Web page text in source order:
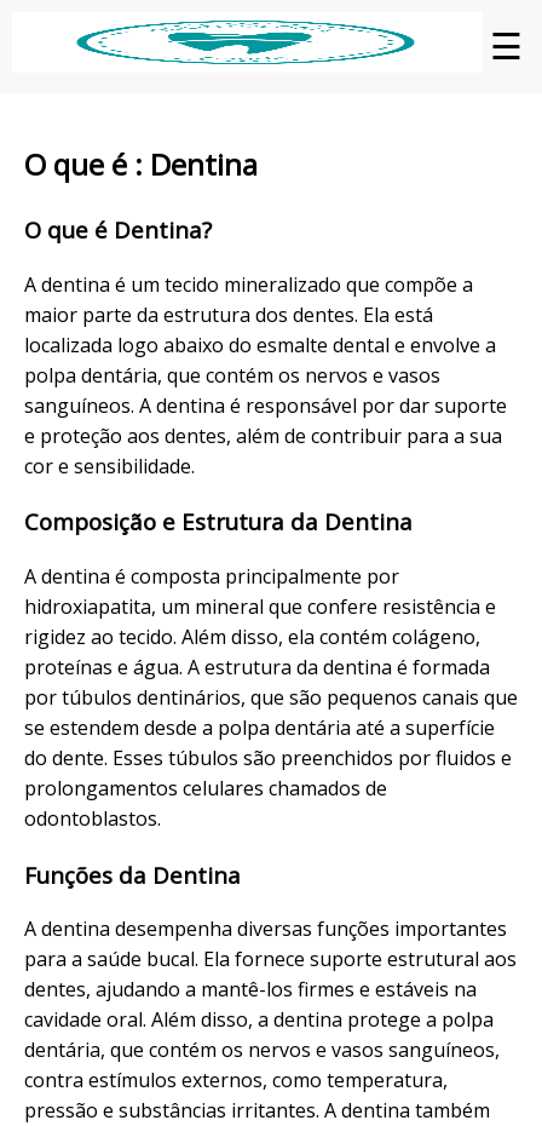
☰
O que é : Dentina
O que é Dentina?
A dentina é um tecido mineralizado que compõe a
maior parte da estrutura dos dentes. Ela está
localizada logo abaixo do esmalte dental e envolve a
polpa dentária, que contém os nervos e vasos
sanguíneos. A dentina é responsável por dar suporte
e proteção aos dentes, além de contribuir para a sua
cor e sensibilidade.
Composição e Estrutura da Dentina
A dentina é composta principalmente por
hidroxiapatita, um mineral que confere resistência e
rigidez ao tecido. Além disso, ela contém colágeno,
proteínas e água. A estrutura da dentina é formada
por túbulos dentinários, que são pequenos canais que
se estendem desde a polpa dentária até a superfície
do dente. Esses túbulos são preenchidos por fluidos e
prolongamentos celulares chamados de
odontoblastos.
Funções da Dentina
A dentina desempenha diversas funções importantes
para a saúde bucal. Ela fornece suporte estrutural aos
dentes, ajudando a mantê-los firmes e estáveis na
cavidade oral. Além disso, a dentina protege a polpa
dentária, que contém os nervos e vasos sanguíneos,
contra estímulos externos, como temperatura,
pressão e substâncias irritantes. A dentina também